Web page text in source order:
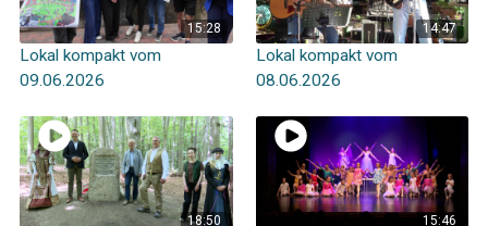
15:28
Lokal kompakt vom
09.06.2026
14:47
Lokal kompakt vom
08.06.2026
18:50 15:46